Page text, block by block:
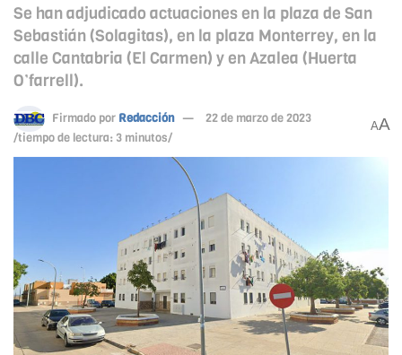
Se han adjudicado actuaciones en la plaza de San
Sebastián (Solagitas), en la plaza Monterrey, en la
calle Cantabria (El Carmen) y en Azalea (Huerta
O’farrell).
Firmado por Redacción
22 de marzo de 2023
/tiempo de lectura: 3 minutos/
AA